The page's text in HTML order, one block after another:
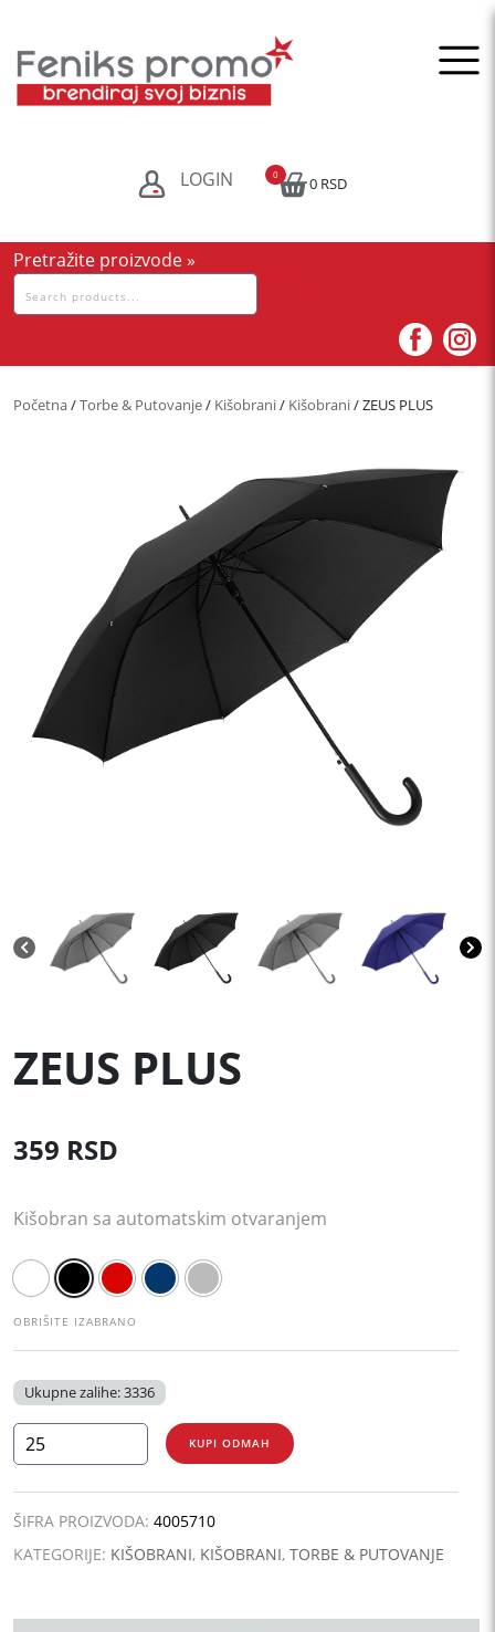
content
LOGIN 0 RSD
0
Pretražite proizvode »
Pretraga
za:
Početna/Torbe & Putovanje/ Kišobrani/ Kišobrani/ ZEUS PLUS
ZEUS PLUS
359 RSD
Kišobran sa automatskim otvaranjem
OBRIŠITE IZABRANO
Ukupne zalihe: 3336
ZEUS
PLUS
količina
KUPI ODMAH
ŠIFRA PROIZVODA: 4005710
KATEGORIJE: KIŠOBRANI, KIŠOBRANI, TORBE & PUTOVANJE